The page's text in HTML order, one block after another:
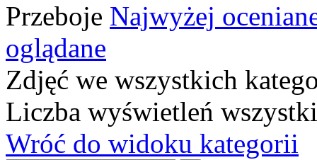
Przeboje Najwyżej
oglądane
Zdjęć we wszystkich
Liczba wyświetleń
Wróć do widoku kategorii